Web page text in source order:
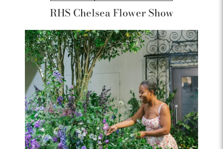
RHS Chelsea Flower Show